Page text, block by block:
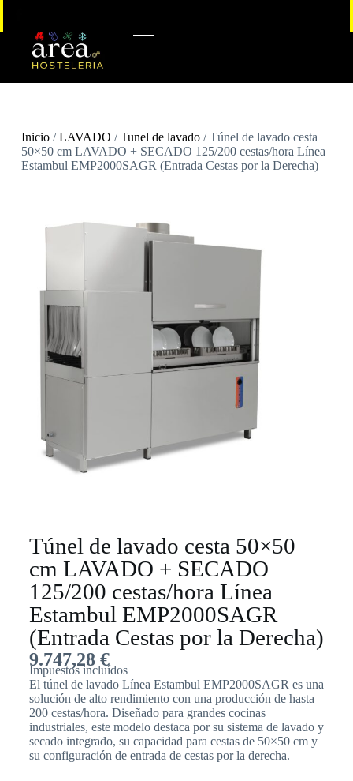
Inicio/LAVADO /Tunel de lavado/ Túnel de lavado cesta
50×50 cm LAVADO + SECADO 125/200 cestas/hora Línea
Estambul EMP2000SAGR (Entrada Cestas por la Derecha)
Túnel de lavado cesta 50×50
cm LAVADO + SECADO
125/200 cestas/hora Línea
Estambul EMP2000SAGR
(Entrada Cestas por la Derecha)
9.747,28 €
Impuestos incluídos
El túnel de lavado Línea Estambul EMP2000SAGR es una
solución de alto rendimiento con una producción de hasta
200 cestas/hora. Diseñado para grandes cocinas
industriales, este modelo destaca por su sistema de lavado y
secado integrado, su capacidad para cestas de 50×50 cm y
su configuración de entrada de cestas por la derecha.